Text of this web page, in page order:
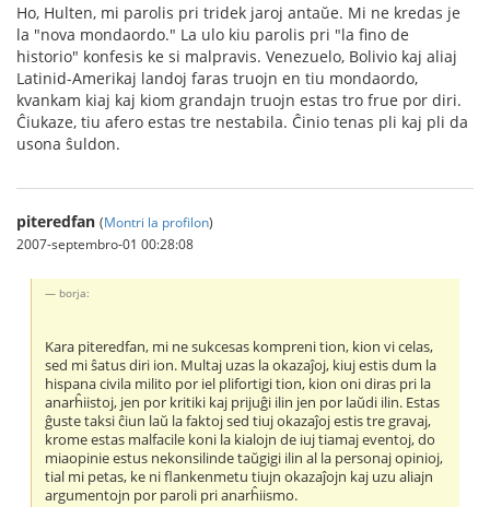
Ho, Hulten, mi parolis pri tridek jaroj antaŭe. Mi ne kredas je
la "nova mondaordo." La ulo kiu parolis pri "la fino de
historio" konfesis ke si malpravis. Venezuelo, Bolivio kaj aliaj
Latinid-Amerikaj landoj faras truojn en tiu mondaordo,
kvankam kiaj kaj kiom grandajn truojn estas tro frue por diri.
Ĉiukaze, tiu afero estas tre nestabila. Ĉinio tenas pli kaj pli da
usona ŝuldon.
piteredfan (Montri la profilon)
2007-septembro-01 00:28:08
borja:
Kara piteredfan, mi ne sukcesas kompreni tion, kion vi celas,
sed mi ŝatus diri ion. Multaj uzas la okazaĵoj, kiuj estis dum la
hispana civila milito por iel plifortigi tion, kion oni diras pri la
anarĥiistoj, jen por kritiki kaj prijuĝi ilin jen por laŭdi ilin. Estas
ĝuste taksi ĉiun laŭ la faktoj sed tiuj okazaĵoj estis tre gravaj,
krome estas malfacile koni la kialojn de iuj tiamaj eventoj, do
miaopinie estus nekonsilinde taŭgigi ilin al la personaj opinioj,
tial mi petas, ke ni flankenmetu tiujn okazaĵojn kaj uzu aliajn
argumentojn por paroli pri anarĥiismo.